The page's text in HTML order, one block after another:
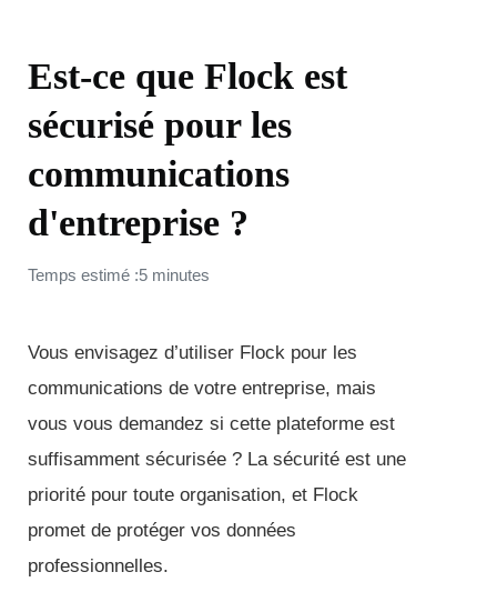
Est-ce que Flock est
sécurisé pour les
communications
d'entreprise ?
Temps estimé :5 minutes
Vous envisagez d’utiliser Flock pour les
communications de votre entreprise, mais
vous vous demandez si cette plateforme est
suffisamment sécurisée ? La sécurité est une
priorité pour toute organisation, et Flock
promet de protéger vos données
professionnelles.